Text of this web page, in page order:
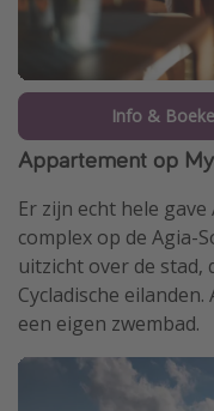
Info &
Appartement op
Er zijn echt hele
complex op de Agia-
uitzicht over de stad,
Cycladische
een eigen zwembad.